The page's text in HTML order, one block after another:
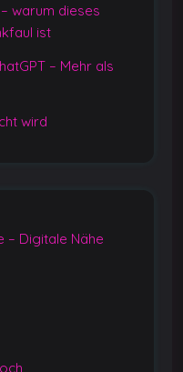
– warum dieses
ist
– Mehr als
wird